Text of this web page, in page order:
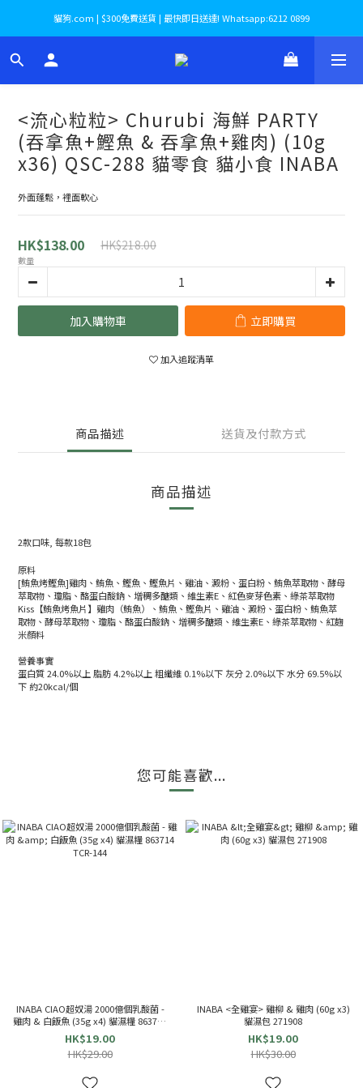
貓狗.com | $300免費送貨 | 最快即日送達! Whatsapp:6212 0899
<流心粒粒> Churubi 海鮮 PARTY
(吞拿魚+鰹魚 & 吞拿魚+雞肉) (10g
x36) QSC-288 貓零食 貓小食 INABA
外面蓬鬆，裡面軟心
HK$138.00 HK$218.00
數量
加入購物車 立即購買
加入追蹤清單
商品描述 送貨及付款方式
商品描述
2款口味, 每款18包
原料
[鮪魚烤鰹魚]雞肉、鮪魚、鰹魚、鰹魚片、雞油、澱粉、蛋白粉、鮪魚萃取物、酵母
萃取物、瓊脂、酪蛋白酸鈉、增稠多醣類、維生素E、紅色麥芽色素、綠茶萃取物
Kiss【鮪魚烤魚片】雞肉（鮪魚）、鮪魚、鰹魚片、雞油、澱粉、蛋白粉、鮪魚萃
取物、酵母萃取物、瓊脂、酪蛋白酸鈉、增稠多醣類、維生素E、綠茶萃取物、紅麴
米顏料
營養事實
蛋白質 24.0%以上 脂肪 4.2%以上 粗纖維 0.1%以下 灰分 2.0%以下 水分 69.5%以
下 約20kcal/個
您可能喜歡...
INABA CIAO超奴湯 2000億個乳酸菌 -
雞肉 & 白飯魚 (35g x4) 貓濕糧 863714
TCR-144
HK$19.00
HK$29.00
INABA <全雞宴> 雞柳 & 雞肉 (60g x3)
貓濕包 271908
HK$19.00
HK$30.00